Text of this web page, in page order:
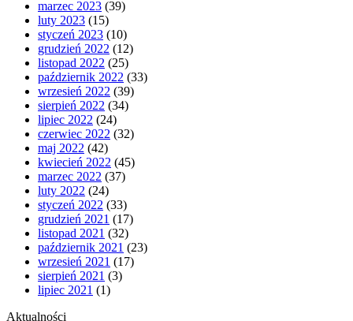
marzec 2023 (39)
luty 2023 (15)
styczeń 2023 (10)
grudzień 2022 (12)
listopad 2022 (25)
październik 2022 (33)
wrzesień 2022 (39)
sierpień 2022 (34)
lipiec 2022 (24)
czerwiec 2022 (32)
maj 2022 (42)
kwiecień 2022 (45)
marzec 2022 (37)
luty 2022 (24)
styczeń 2022 (33)
grudzień 2021 (17)
listopad 2021 (32)
październik 2021 (23)
wrzesień 2021 (17)
sierpień 2021 (3)
lipiec 2021 (1)
Aktualności